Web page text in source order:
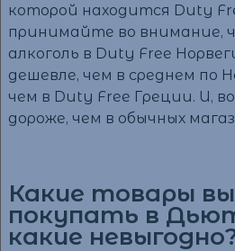
которой находится Duty
принимайте во внимание,
алкоголь в Duty Free
дешевле, чем в среднем по
чем в Duty Free Греции. И,
дороже, чем в обычных
Какие товары
покупать в
какие